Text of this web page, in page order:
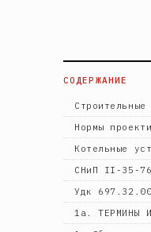
СОДЕРЖАНИЕ
Нормы
Котельные
СНиП II-35-76
Удк
1а. ТЕРМИНЫ